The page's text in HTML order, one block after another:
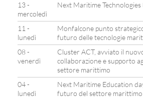
13 -
mercoledì
Next Maritime Technologies
11 -
lunedì
Monfalcone punto
futuro delle tecnologie
08 -
venerdì
Cluster ACT, avviato il
collaborazione e supporto
settore marittimo
04 -
lunedì
Next Maritime Education
futuro del settore